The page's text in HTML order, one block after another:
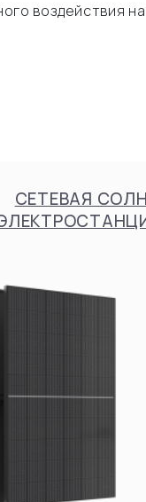
воздействия
СЕТЕВАЯ